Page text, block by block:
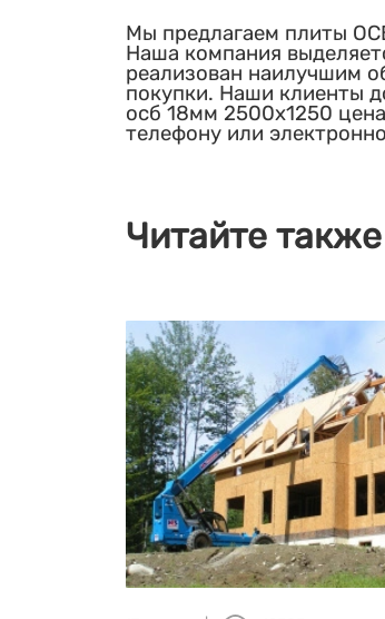
Мы предлагаем плиты
Наша компания
реализован наилучшим
покупки. Наши клиенты
осб 18мм 2500х1250
телефону или
Читайте также